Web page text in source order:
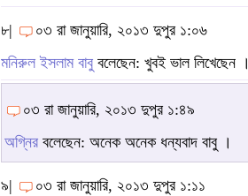
৮|
০৩ রা জানুয়ারি, ২০১৩ দুপুর ১:০৬
মনিরুল ইসলাম বাবু বলেছেন: খুবই ভাল লিখেছেন ।
০৩ রা জানুয়ারি, ২০১৩ দুপুর ১:৪৯
অগ্নির বলেছেন: অনেক অনেক ধন্যবাদ বাবু ।
৯|
০৩ রা জানুয়ারি, ২০১৩ দুপুর ১:১১